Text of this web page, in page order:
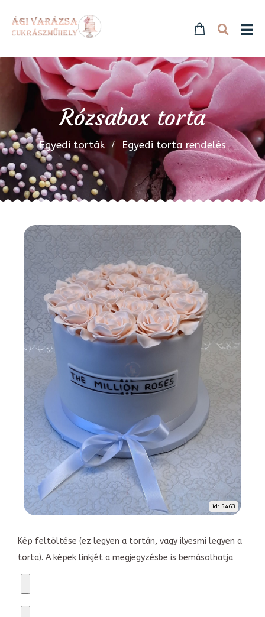
Rózsabox torta
Egyedi torták Egyedi torta rendelés
id: 5463
Kép feltöltése (ez legyen a tortán, vagy ilyesmi legyen a
torta). A képek linkjét a megjegyzésbe is bemásolhatja